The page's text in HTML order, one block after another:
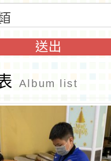
送出
Album list